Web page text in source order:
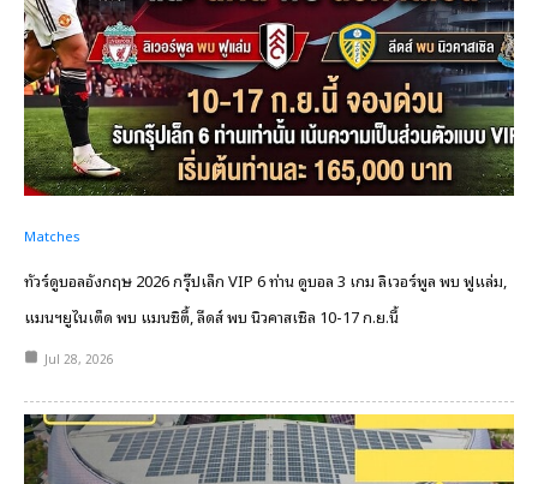
Matches
ทัวร์ดูบอลอังกฤษ 2026 กรุ๊ปเล็ก VIP 6 ท่าน ดูบอล 3 เกม ลิเวอร์พูล พบ ฟูแล่ม,
แมนฯยูไนเต็ด พบ แมนซิตี้, ลีดส์ พบ นิวคาสเซิล 10-17 ก.ย.นี้
Jul 28, 2026